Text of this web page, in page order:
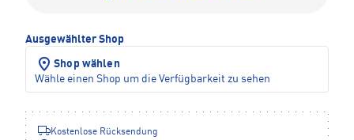
Ausgewählter Shop
Shop wählen
Wähle einen Shop um die Verfügbarkeit zu sehen
Kostenlose Rücksendung